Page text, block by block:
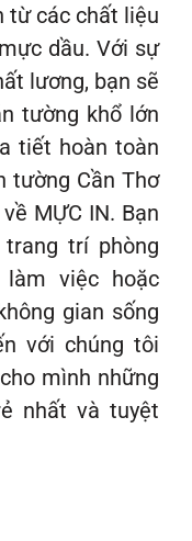
từ các chất liệu
dầu. Với sự
lương, bạn sẽ
tường khổ lớn
tiết hoàn toàn
tường Cần Thơ
MỰC IN. Bạn
trí phòng
làm việc hoặc
gian sống
với chúng tôi
mình những
nhất và tuyệt